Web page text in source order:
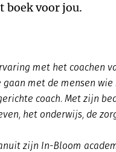
boek voor jou.
met het coachen
met de mensen
coach. Met zijn
het onderwijs, de
zijn In-Bloom